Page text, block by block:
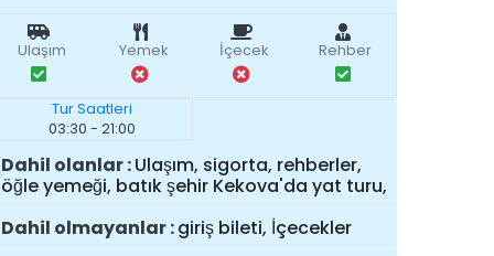
Ulaşım Yemek İçecek Rehber
Tur Saatleri
03:30 - 21:00
Dahil olanlar Ulaşım, sigorta, rehberler,
öğle yemeği, batık şehir Kekova'da yat turu,
Dahil olmayanlar giriş bileti, İçecekler